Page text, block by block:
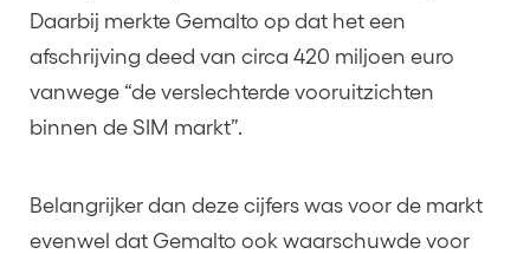
Daarbij merkte Gemalto op dat het een
afschrijving deed van circa 420 miljoen euro
vanwege “de verslechterde vooruitzichten
binnen de SIM markt”.
Belangrijker dan deze cijfers was voor de markt
evenwel dat Gemalto ook waarschuwde voor